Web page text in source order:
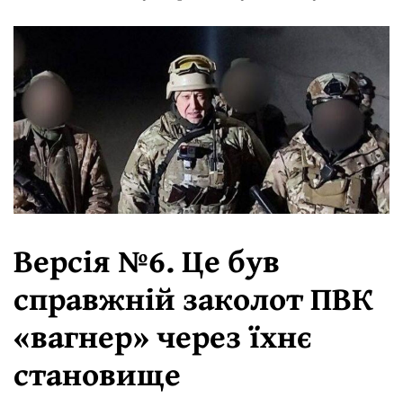
Версія №6. Це був
справжній заколот ПВК
«вагнер» через їхнє
становище